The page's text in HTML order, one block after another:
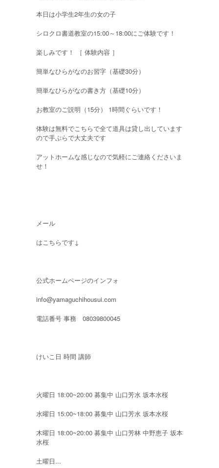
本日は小学生2年生の女の子
シロクロ書道教室の15:00～18:00にご体験です！
楽しみです！ ［ 体験内容 ］
簡単なひらがなのお習字（基礎30分）
簡単なひらがなの書き方（基礎10分）
お教室のご説明（15分） 1時間ぐらいです！
体験は無料でこちらで全て道具は貸し出しています
ので手ぶらで大丈夫です
アットホームな感じなので気軽にご連絡くださいま
せ！
メール
はこちらです↓
公式ホームページのインフォ
info@yamaguchihousui.com
電話番号 事務 08039800045
けいこ日 時間 講師
火曜日 18:00~20:00 募集中 山口芳水 坂本水桜
水曜日 15:00~18:00 募集中 山口芳水 坂本水桜
木曜日 18:00~20:00 募集中 山口芳林 中野恵子 坂本
水桜
土曜日...